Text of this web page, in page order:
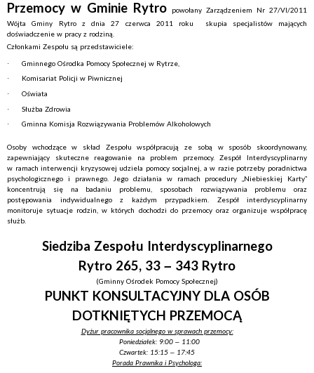
Przemocy w Gminie Rytro
powołany Zarządzeniem Nr 27/VI/2011
Wójta Gminy Rytro z dnia 27 czerwca 2011 roku
skupia specjalistów mających
doświadczenie w pracy z rodziną.
Członkami Zespołu są przedstawiciele:
·
Gminnego Ośrodka Pomocy Społecznej w Rytrze,
·
Komisariat Policji w Piwnicznej
·
Oświata
·
Służba Zdrowia
·
Gminna Komisja Rozwiązywania Problemów Alkoholowych
Osoby wchodzące w skład Zespołu współpracują ze sobą w sposób skoordynowany,
zapewniający skuteczne reagowanie na problem przemocy. Zespół Interdyscyplinarny
w ramach interwencji kryzysowej udziela pomocy socjalnej, a w razie potrzeby poradnictwa
psychologicznego i prawnego. Jego działania w ramach procedury „Niebieskiej Karty”
koncentrują się na badaniu problemu, sposobach rozwiązywania problemu oraz
postępowania indywidualnego z każdym przypadkiem. Zespół interdyscyplinarny
monitoruje sytuacje rodzin, w których dochodzi do przemocy oraz organizuje współpracę
służb.
Siedziba Zespołu Interdyscyplinarnego
Rytro 265, 33 – 343 Rytro
(Gminny Ośrodek Pomocy Społecznej)
PUNKT KONSULTACYJNY DLA OSÓB
DOTKNIĘTYCH PRZEMOCĄ
Dyżur pracownika socjalnego w sprawach przemocy:
Poniedziałek: 9:00 – 11:00
Czwartek: 15:15 – 17:45
Porada Prawnika i Psychologa: